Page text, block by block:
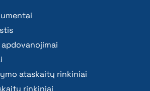
ataskaitų rinkiniai
rinkiniai